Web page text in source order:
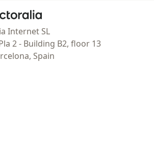
de inicio
Internet SL
2 - Building B2, floor 13
Spain